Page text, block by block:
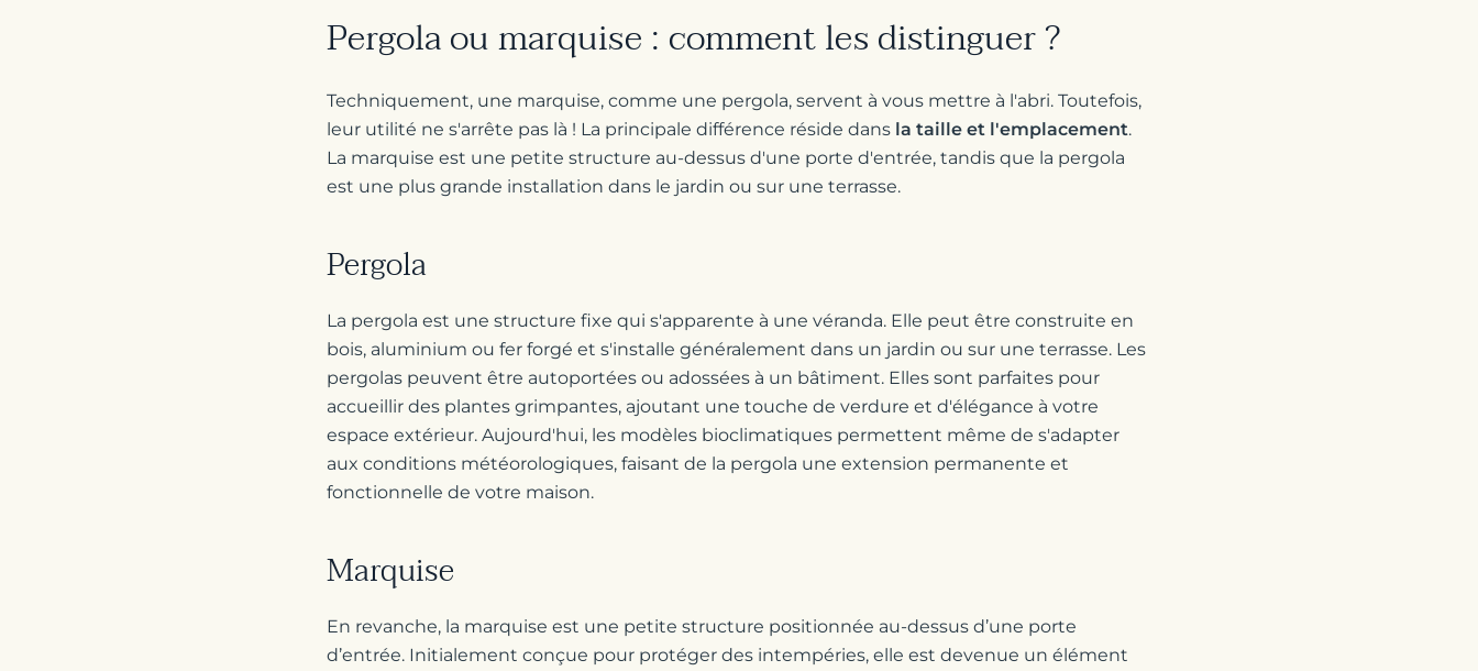
Pergola ou marquise : comment les distinguer ?
Techniquement, une marquise, comme une pergola, servent à vous mettre à l'abri. Toutefois,
leur utilité ne s'arrête pas là ! La principale différence réside dans la taille et l'emplacement.
La marquise est une petite structure au-dessus d'une porte d'entrée, tandis que la pergola
est une plus grande installation dans le jardin ou sur une terrasse.
Pergola
La pergola est une structure fixe qui s'apparente à une véranda. Elle peut être construite en
bois, aluminium ou fer forgé et s'installe généralement dans un jardin ou sur une terrasse. Les
pergolas peuvent être autoportées ou adossées à un bâtiment. Elles sont parfaites pour
accueillir des plantes grimpantes, ajoutant une touche de verdure et d'élégance à votre
espace extérieur. Aujourd'hui, les modèles bioclimatiques permettent même de s'adapter
aux conditions météorologiques, faisant de la pergola une extension permanente et
fonctionnelle de votre maison.
Marquise
En revanche, la marquise est une petite structure positionnée au-dessus d’une porte
d’entrée. Initialement conçue pour protéger des intempéries, elle est devenue un élément